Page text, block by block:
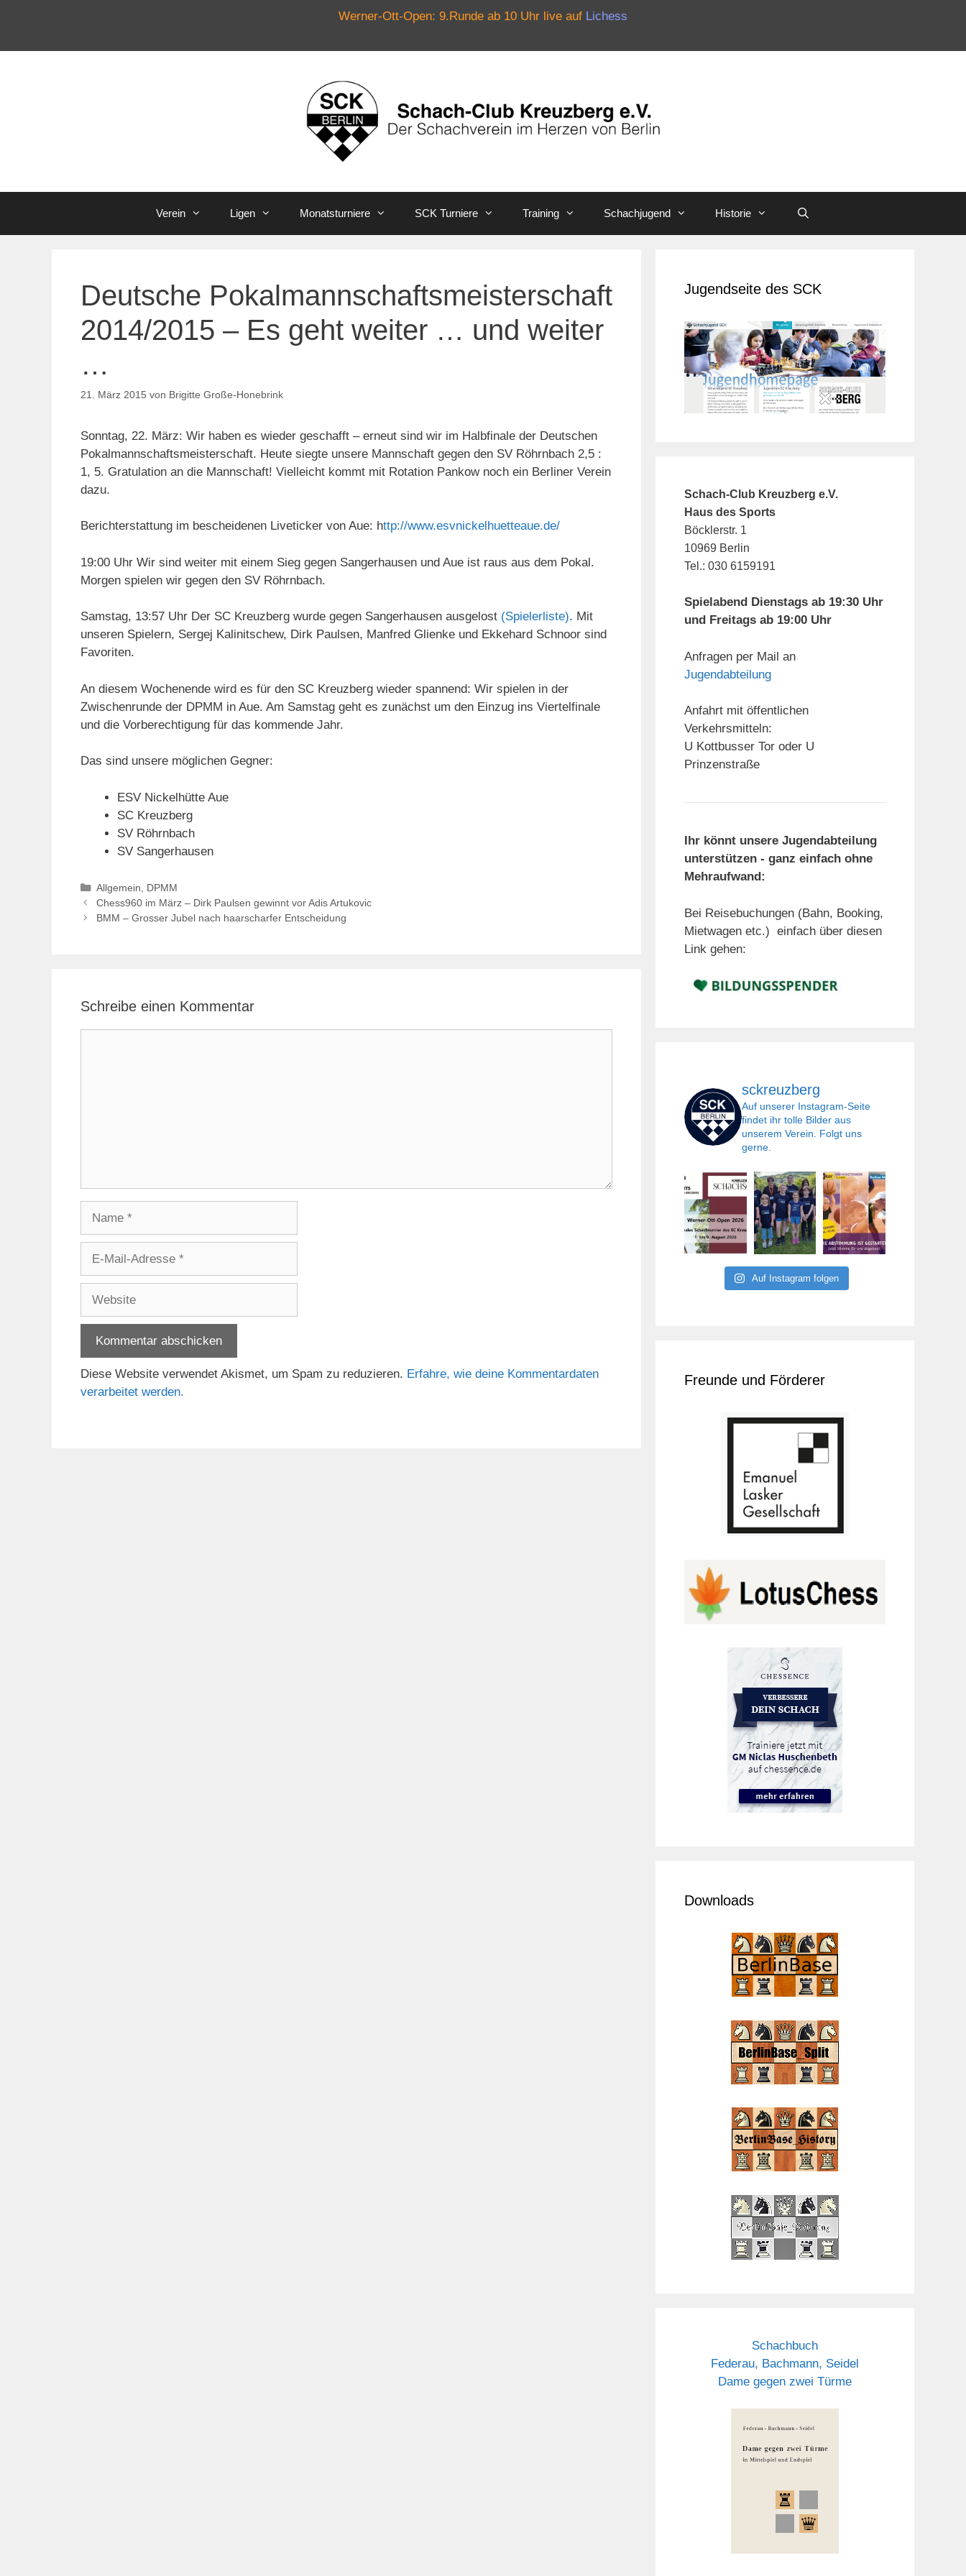
Werner-Ott-Open: 9.Runde ab 10 Uhr live auf Lichess
Verein Ligen Monatsturniere SCK Turniere Training Schachjugend Historie
Deutsche Pokalmannschaftsmeisterschaft
2014/2015 – Es geht weiter … und weiter
…
21. März 2015 von Brigitte Große-Honebrink
Sonntag, 22. März: Wir haben es wieder geschafft – erneut sind wir im Halbfinale der Deutschen
Pokalmannschaftsmeisterschaft. Heute siegte unsere Mannschaft gegen den SV Röhrnbach 2,5 :
1, 5. Gratulation an die Mannschaft! Vielleicht kommt mit Rotation Pankow noch ein Berliner Verein
dazu.
Berichterstattung im bescheidenen Liveticker von Aue: http://www.esvnickelhuetteaue.de/
19:00 Uhr Wir sind weiter mit einem Sieg gegen Sangerhausen und Aue ist raus aus dem Pokal.
Morgen spielen wir gegen den SV Röhrnbach.
Samstag, 13:57 Uhr Der SC Kreuzberg wurde gegen Sangerhausen ausgelost (Spielerliste). Mit
unseren Spielern, Sergej Kalinitschew, Dirk Paulsen, Manfred Glienke und Ekkehard Schnoor sind
Favoriten.
An diesem Wochenende wird es für den SC Kreuzberg wieder spannend: Wir spielen in der
Zwischenrunde der DPMM in Aue. Am Samstag geht es zunächst um den Einzug ins Viertelfinale
und die Vorberechtigung für das kommende Jahr.
Das sind unsere möglichen Gegner:
ESV Nickelhütte Aue
SC Kreuzberg
SV Röhrnbach
SV Sangerhausen
Kategorien
Allgemein, DPMM
Chess960 im März – Dirk Paulsen gewinnt vor Adis Artukovic
BMM – Grosser Jubel nach haarscharfer Entscheidung
Schreibe einen Kommentar
Adresse
Diese Website verwendet Akismet, um Spam zu reduzieren. Erfahre, wie deine Kommentardaten
verarbeitet werden.
Jugendseite des SCK
Schach-Club Kreuzberg e.V.
Haus des Sports
Böcklerstr. 1
10969 Berlin
Tel.: 030 6159191
Spielabend Dienstags ab 19:30 Uhr
und Freitags ab 19:00 Uhr
Anfragen per Mail an
Jugendabteilung
Anfahrt mit öffentlichen
Verkehrsmitteln:
U Kottbusser Tor oder U
Prinzenstraße
Ihr könnt unsere Jugendabteilung
unterstützen - ganz einfach ohne
Mehraufwand:
Bei Reisebuchungen (Bahn, Booking,
Mietwagen etc.) einfach über diesen
Link gehen:
sckreuzberg
Auf unserer Instagram-Seite
findet ihr tolle Bilder aus
unserem Verein. Folgt uns
gerne.
Auf Instagram folgen
Freunde und Förderer
Downloads
Schachbuch
Federau, Bachmann, Seidel
Dame gegen zwei Türme